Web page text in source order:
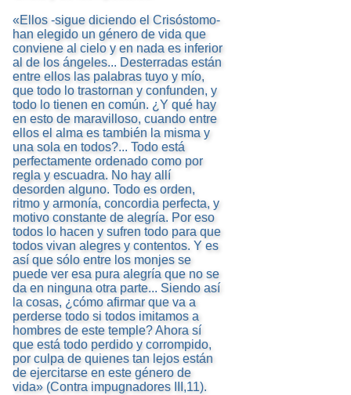
«Ellos -sigue diciendo el Crisóstomo-
han elegido un género de vida que
conviene al cielo y en nada es inferior
al de los ángeles... Desterradas están
entre ellos las palabras tuyo y mío,
que todo lo trastornan y confunden, y
todo lo tienen en común. ¿Y qué hay
en esto de maravilloso, cuando entre
ellos el alma es también la misma y
una sola en todos?... Todo está
perfectamente ordenado como por
regla y escuadra. No hay allí
desorden alguno. Todo es orden,
ritmo y armonía, concordia perfecta, y
motivo constante de alegría. Por eso
todos lo hacen y sufren todo para que
todos vivan alegres y contentos. Y es
así que sólo entre los monjes se
puede ver esa pura alegría que no se
da en ninguna otra parte... Siendo así
la cosas, ¿cómo afirmar que va a
perderse todo si todos imitamos a
hombres de este temple? Ahora sí
que está todo perdido y corrompido,
por culpa de quienes tan lejos están
de ejercitarse en este género de
vida» (Contra impugnadores III,11).